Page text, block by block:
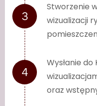
Stworzenie
wizualizacji
Wysłanie
oraz